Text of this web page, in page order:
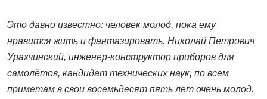
Это давно известно: человек молод, пока ему
нравится жить и фантазировать. Николай Петрович
Урахчинский, инженер-конструктор приборов для
самолётов, кандидат технических наук, по всем
приметам в свои восемьдесят пять лет очень молод.